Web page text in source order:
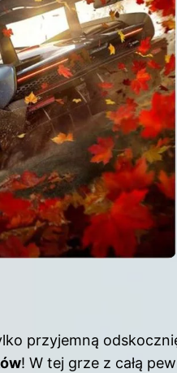
przyjemną
! W tej grze z całą